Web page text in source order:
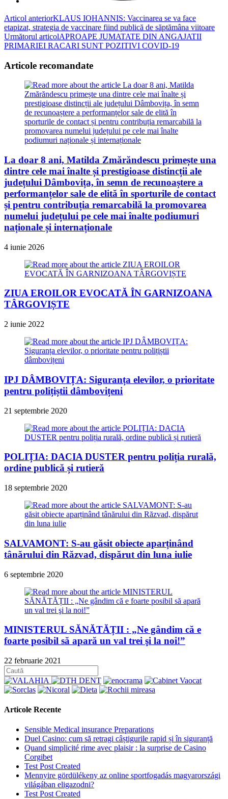
Read
more
articles
Articol anteriorKLAUS IOHANNIS: Vaccinarea se va face
etapizat, strategia de vaccinare fiind publică de săptămâna viitoare
Următorul articolAPROAPE JUMATATE DIN ANGAJATII
PRIMARIEI RACARI SUNT POZITIVI COVID-19
Articole recomandate
La doar 8 ani, Matilda Zmărăndescu primește una
dintre cele mai înalte și prestigioase distincții ale
județului Dâmbovița, în semn de recunoaștere a
performanțelor sale de elită în sporturile de contact
și pentru contribuția remarcabilă la promovarea
numelui județului pe cele mai înalte podiumuri
naționale și internaționale
4 iunie 2026
ZIUA EROILOR EVOCATĂ ÎN GARNIZOANA
TÂRGOVIȘTE
2 iunie 2022
IPJ DÂMBOVIȚA: Siguranța elevilor, o prioritate
pentru polițiștii dâmbovițeni
21 septembrie 2020
POLIȚIA: DACIA DUSTER pentru poliția rurală,
ordine publică și rutieră
18 septembrie 2020
SALVAMONT: S-au găsit obiecte aparținând
tânărului din Răzvad, dispărut din luna iulie
6 septembrie 2020
MINISTERUL SĂNĂTĂȚII : „Ne gândim că e
foarte posibil să apară un val trei şi la noi!”
22 februarie 2021
Articole Recente
Sensible Medical insurance Preparations
Duel Casino: cum să retragi câștigurile rapid și în siguranță
Quand simplicité rime avec plaisir : la surprise de Casino
Corgibet
Test Post Created
Mennyire gördülékeny az online sportfogadás magyarországi
világában eligazodni?
Test Post Created